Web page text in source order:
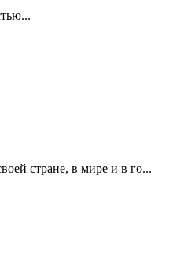
стране, в мире и в го...